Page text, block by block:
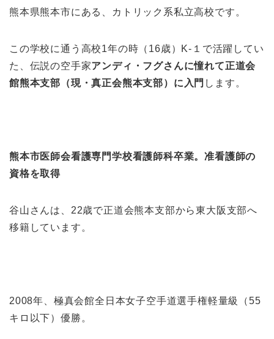
熊本県熊本市にある、カトリック系私立高校です。
この学校に通う高校1年の時（16歳）K-１で活躍してい
た、伝説の空手家アンディ・フグさんに憧れて正道会
館熊本支部（現・真正会熊本支部）に入門 します。
熊本市医師会看護専門学校看護師科卒業。准看護師の
資格を取得
谷山さんは、22歳で正道会熊本支部から東大阪支部へ
移籍しています。
2008年、極真会館全日本女子空手道選手権軽量級（55
キロ以下）優勝。